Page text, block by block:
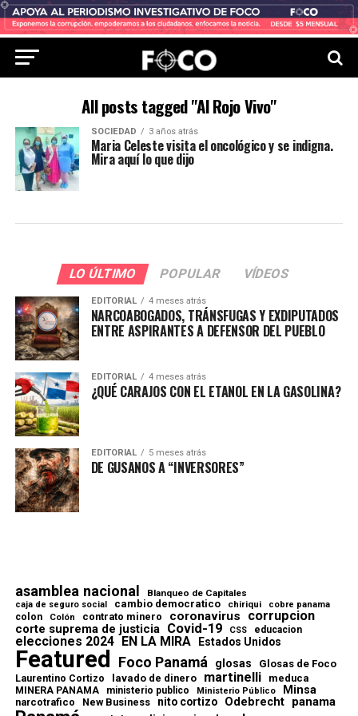
All posts tagged "Al Rojo Vivo"
SOCIEDAD 3 años atrás
Maria Celeste visita el oncológico y se indigna.
Mira aquí lo que dijo
LO ÚLTIMO POPULAR VÍDEOS
EDITORIAL 4 meses atrás
NARCOABOGADOS, TRÁNSFUGAS Y EXDIPUTADOS
ENTRE ASPIRANTES A DEFENSOR DEL PUEBLO
EDITORIAL 4 meses atrás
¿QUÉ CARAJOS CON EL ETANOL EN LA GASOLINA?
EDITORIAL 5 meses atrás
DE GUSANOS A “INVERSORES”
asamblea nacional Blanqueo de Capitales
caja de seguro social cambio democratico chiriqui cobre panama
colon Colón contrato minero coronavirus corrupcion
corte suprema de justicia Covid-19 CSS educacion
elecciones 2024 EN LA MIRA Estados Unidos
Featured Foco Panamá glosas Glosas de Foco
Laurentino Cortizo lavado de dinero martinelli meduca
MINERA PANAMA ministerio publico Ministerio Público Minsa
narcotrafico New Business nito cortizo Odebrecht panama